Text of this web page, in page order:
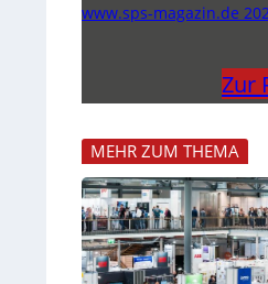
www.sps-magazin.de
Zur
MEHR ZUM THEMA